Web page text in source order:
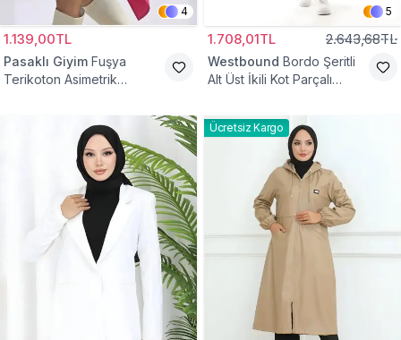
4
1.139,00TL
Pasaklı Giyim Fuşya
Terikoton Asimetrik
5
1.708,01TL 2.643,68TL
Westbound Bordo Şeritli
Alt Üst İkili Kot Parçalı
Ücretsiz Kargo